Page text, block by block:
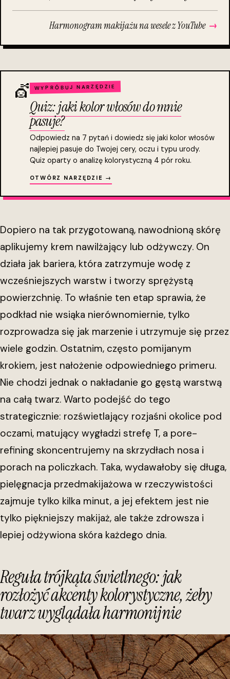
Harmonogram makijażu na wesele z YouTube →
💇 WYPRÓBUJ NARZĘDZIE
Quiz: jaki kolor włosów do mnie
pasuje?
Odpowiedz na 7 pytań i dowiedz się jaki kolor włosów
najlepiej pasuje do Twojej cery, oczu i typu urody.
Quiz oparty o analizę kolorystyczną 4 pór roku.
OTWÓRZ NARZĘDZIE →
Dopiero na tak przygotowaną, nawodnioną skórę
aplikujemy krem nawilżający lub odżywczy. On
działa jak bariera, która zatrzymuje wodę z
wcześniejszych warstw i tworzy sprężystą
powierzchnię. To właśnie ten etap sprawia, że
podkład nie wsiąka nierównomiernie, tylko
rozprowadza się jak marzenie i utrzymuje się przez
wiele godzin. Ostatnim, często pomijanym
krokiem, jest nałożenie odpowiedniego primeru.
Nie chodzi jednak o nakładanie go gęstą warstwą
na całą twarz. Warto podejść do tego
strategicznie: rozświetlający rozjaśni okolice pod
oczami, matujący wygładzi strefę T, a pore-
refining skoncentrujemy na skrzydłach nosa i
porach na policzkach. Taka, wydawałoby się długa,
pielęgnacja przedmakijażowa w rzeczywistości
zajmuje tylko kilka minut, a jej efektem jest nie
tylko piękniejszy makijaż, ale także zdrowsza i
lepiej odżywiona skóra każdego dnia.
Reguła trójkąta świetlnego: jak
rozłożyć akcenty kolorystyczne, żeby
twarz wyglądała harmonijnie